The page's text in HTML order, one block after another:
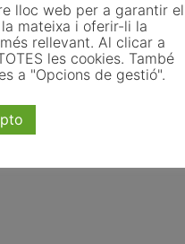
innovació urbana no té
lloc web per a garantir el
mateixa i oferir-li la
rellevant. Al clicar a
les cookies. També
a "Opcions de gestió".